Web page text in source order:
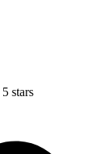
5 stars